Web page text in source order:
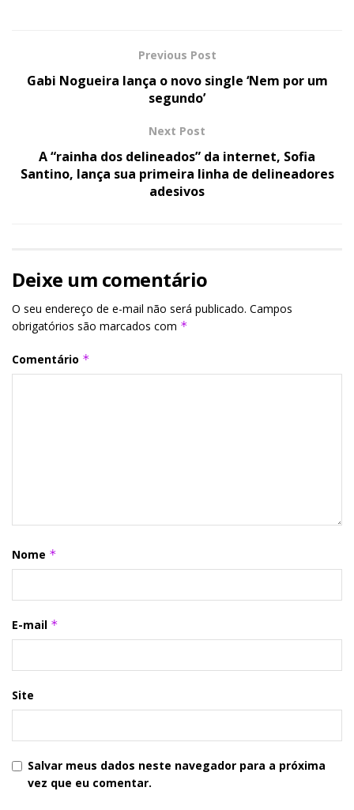
Previous Post
Gabi Nogueira lança o novo single ‘Nem por um
segundo’
Next Post
A “rainha dos delineados” da internet, Sofia
Santino, lança sua primeira linha de delineadores
adesivos
Deixe um comentário
O seu endereço de e-mail não será publicado. Campos
obrigatórios são marcados com *
Comentário *
Nome *
E-mail *
Site
Salvar meus dados neste navegador para a próxima
vez que eu comentar.